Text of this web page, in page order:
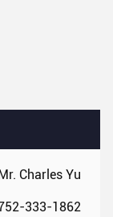
Charles Yu
333-1862